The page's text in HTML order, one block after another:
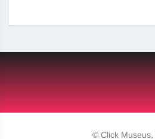
© Click Museus,